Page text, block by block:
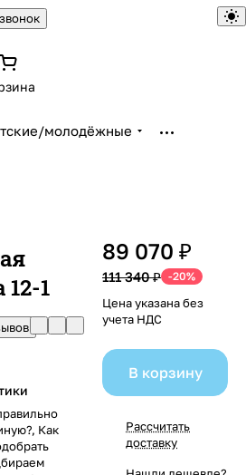
молодёжные
1
, Как
89 070 ₽
111 340 ₽ -20%
Цена указана без
учета НДС
В корзину
Рассчитать
доставку